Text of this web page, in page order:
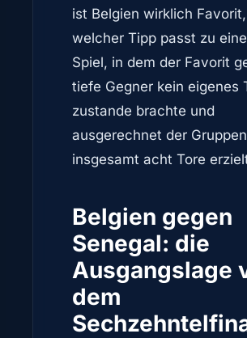
ist Belgien wirklich
welcher Tipp passt zu
Spiel, in dem der Favorit
tiefe Gegner kein eigenes
zustande brachte und
ausgerechnet der
insgesamt acht Tore
Belgien gegen
Senegal: die
Ausgangslage
dem